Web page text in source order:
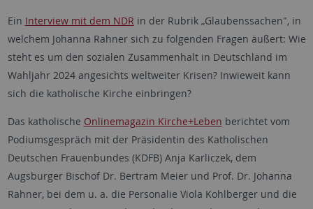
Ein Interview mit dem NDR in der Rubrik „Glaubenssachen", in
welchem Johanna Rahner sich zu folgenden Fragen äußert: Wie
steht es um den sozialen Zusammenhalt in Deutschland im
Wahljahr 2024 angesichts weltweiter Krisen? Inwieweit kann
sich die katholische Kirche einbringen?
Das katholische Onlinemagazin Kirche+Leben berichtet vom
Podiumsgespräch mit der Präsidentin des Katholischen
Deutschen Frauenbundes (KDFB) Anja Karliczek, dem
Augsburger Bischof Dr. Bertram Meier und Prof. Dr. Johanna
Rahner, bei dem u. a. die Personalie Viola Kohlberger und die